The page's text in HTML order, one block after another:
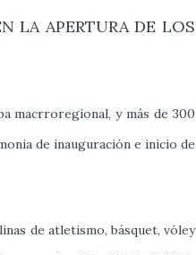
LA APERTURA DE LOS
macrroregional, y más de 300
de inauguración e inicio de
de atletismo, básquet, vóley